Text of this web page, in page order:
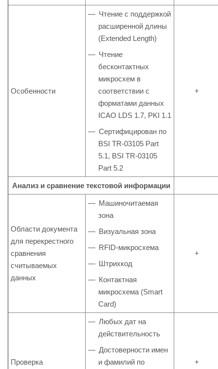
Особенности
Чтение с поддержкой
расширенной длины
(Extended Length)
Чтение
бесконтактных
микросхем в
соответствии с
форматами данных
ICAO LDS 1.7, PKI 1.1
Сертифицирован по
BSI TR-03105 Part
5.1, BSI TR-03105
Part 5.2
+
Анализ и сравнение текстовой информации
Области документа
для перекрестного
сравнения
считываемых
данных
Машиночитаемая
зона
Визуальная зона
RFID-микросхема
Штрихкод
Контактная
микросхема (Smart
Card)
+
Проверка
Любых дат на
действительность
Достоверности имен
и фамилий по
+